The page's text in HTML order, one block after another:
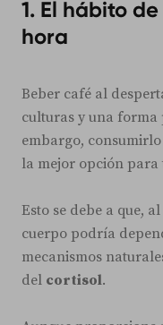
1. El hábito
hora
Beber café al
culturas y una
embargo,
la mejor opción para
Esto se debe a que,
cuerpo podría
mecanismos
del cortisol.